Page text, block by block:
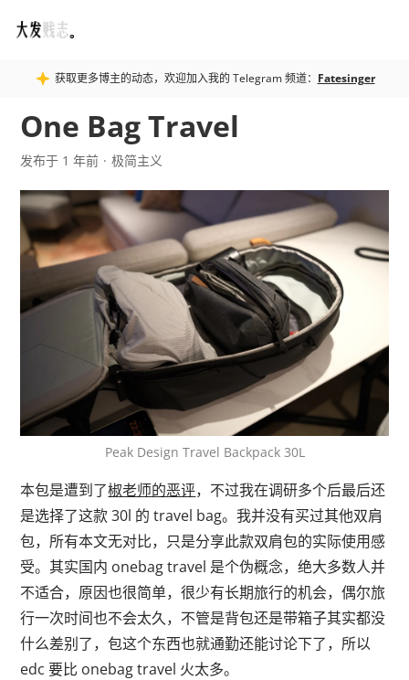
Fatesinger
获取更多博主的动态，欢迎加入我的 Telegram 频道： Fatesinger
One Bag Travel
发布于 1 年前 极简主义
Peak Design Travel Backpack 30L
本包是遭到了椒老师的恶评，不过我在调研多个后最后还
是选择了这款 30l 的 travel bag。我并没有买过其他双肩
包，所有本文无对比，只是分享此款双肩包的实际使用感
受。其实国内 onebag travel 是个伪概念，绝大多数人并
不适合，原因也很简单，很少有长期旅行的机会，偶尔旅
行一次时间也不会太久，不管是背包还是带箱子其实都没
什么差别了，包这个东西也就通勤还能讨论下了，所以
edc 要比 onebag travel 火太多。